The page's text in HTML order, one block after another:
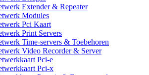
Extender & Repeater
Modules
Pci Kaart
Print Servers
Time-servers & Toebehoren
Video Recorder & Server
Pci-e
Pci-x